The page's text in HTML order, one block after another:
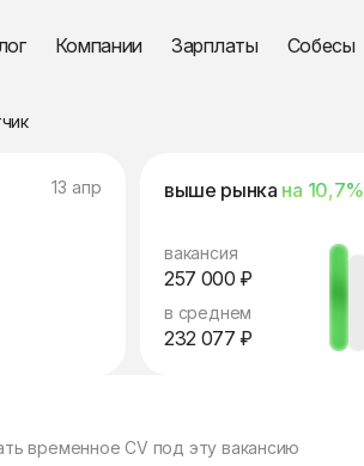
Компании Зарплаты Собесы
13 апр выше рынка на 10,7%
вакансия
257 000 ₽
в среднем
232 077 ₽
временное CV под эту вакансию